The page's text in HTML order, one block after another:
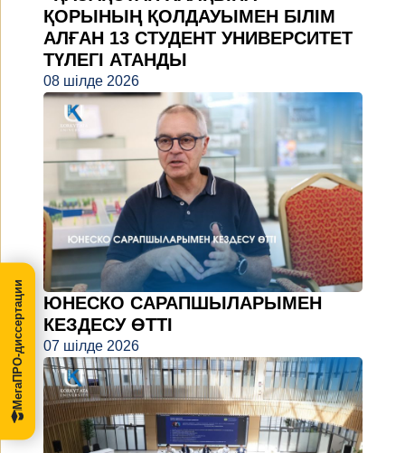
ҚОРЫНЫҢ ҚОЛДАУЫМЕН БІЛІМ
АЛҒАН 13 СТУДЕНТ УНИВЕРСИТЕТ
ТҮЛЕГІ АТАНДЫ
08 шілде 2026
ЮНЕСКО САРАПШЫЛАРЫМЕН
КЕЗДЕСУ ӨТТІ
07 шілде 2026
МегаПРО-диссертации